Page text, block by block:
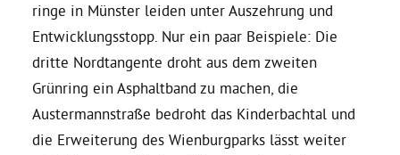
ringe in Münster leiden unter Auszehrung und
Entwicklungsstopp. Nur ein paar Beispiele: Die
dritte Nordtangente droht aus dem zweiten
Grünring ein Asphaltband zu machen, die
Austermannstraße bedroht das Kinderbachtal und
die Erweiterung des Wienburgparks lässt weiter